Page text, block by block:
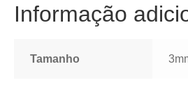
Informação
Tamanho